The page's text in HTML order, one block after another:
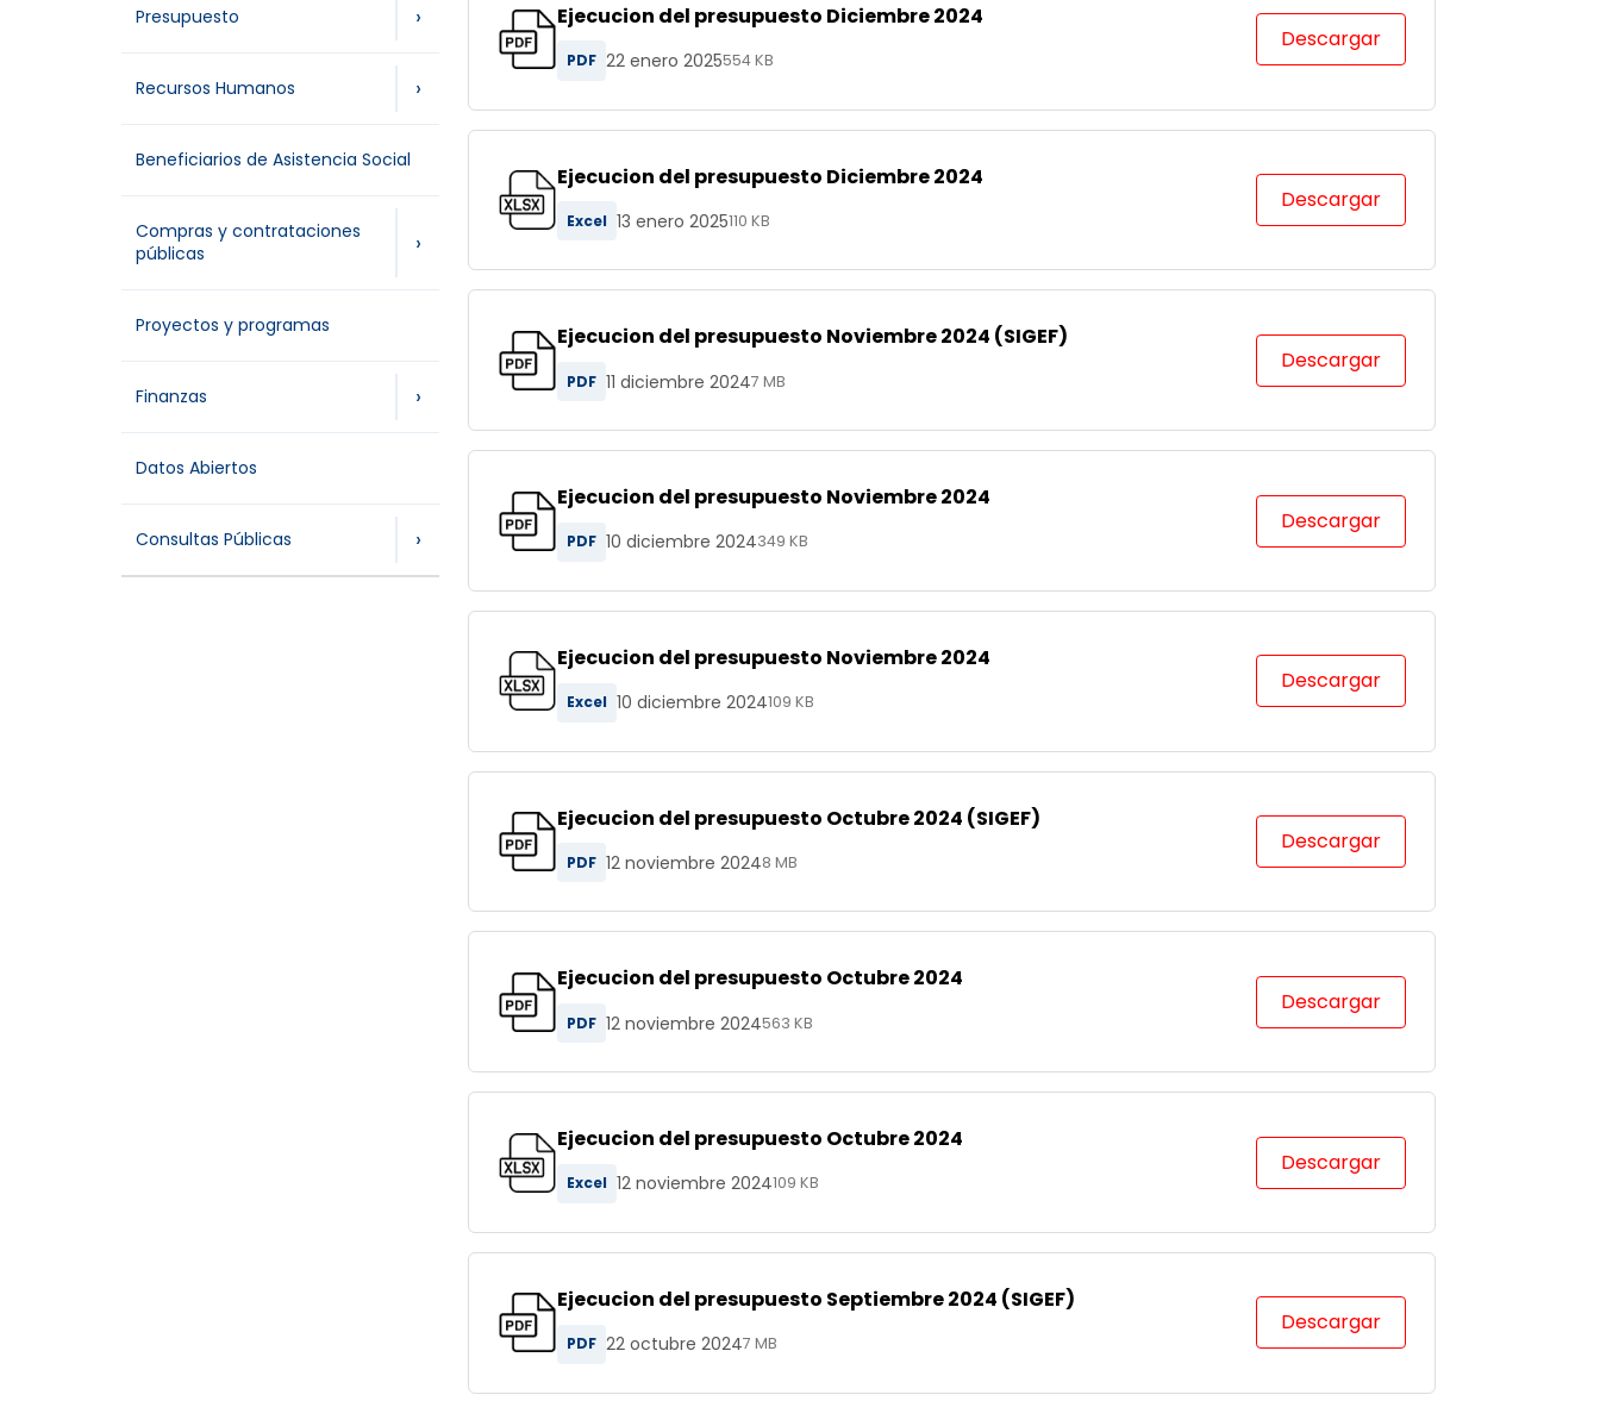
Presupuesto ›
Recursos Humanos ›
Beneficiarios de Asistencia Social
Compras y contrataciones
públicas
›
Proyectos y programas
Finanzas ›
Datos Abiertos
Consultas Públicas ›
Ejecucion del presupuesto Diciembre 2024
PDF 22 enero 2025554 KB
Descargar
Ejecucion del presupuesto Diciembre 2024
Excel 13 enero 2025110 KB
Descargar
Ejecucion del presupuesto Noviembre 2024 (SIGEF)
PDF 11 diciembre 20247 MB
Descargar
Ejecucion del presupuesto Noviembre 2024
PDF 10 diciembre 2024349 KB
Descargar
Ejecucion del presupuesto Noviembre 2024
Excel 10 diciembre 2024109 KB
Descargar
Ejecucion del presupuesto Octubre 2024 (SIGEF)
PDF 12 noviembre 20248 MB
Descargar
Ejecucion del presupuesto Octubre 2024
PDF 12 noviembre 2024563 KB
Descargar
Ejecucion del presupuesto Octubre 2024
Excel 12 noviembre 2024109 KB
Descargar
Ejecucion del presupuesto Septiembre 2024 (SIGEF)
PDF 22 octubre 20247 MB
Descargar